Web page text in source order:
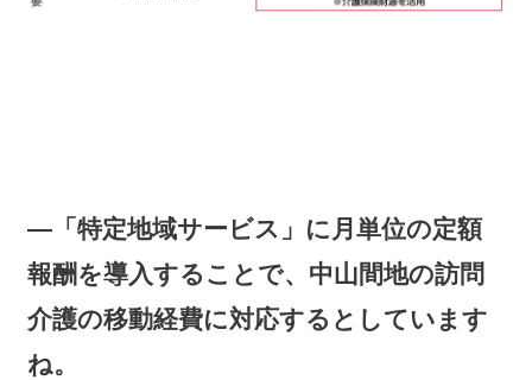
―「特定地域サービス」に月単位の定額
報酬を導入することで、中山間地の訪問
介護の移動経費に対応するとしています
ね。